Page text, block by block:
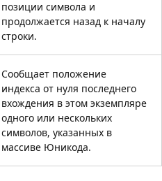
позиции символа и
продолжается назад к началу
строки.
Сообщает положение
индекса от нуля последнего
вхождения в этом экземпляре
одного или нескольких
символов, указанных в
массиве Юникода.